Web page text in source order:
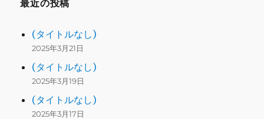
最近の投稿
(タイトルなし)
2025年3月21日
(タイトルなし)
2025年3月19日
(タイトルなし)
2025年3月17日